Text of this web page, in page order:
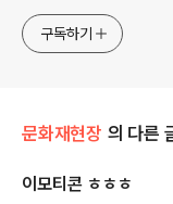
approach will be to
generalized viewpoint
구독하기
문화재현장 의 다른
이모티콘 ㅎㅎㅎ